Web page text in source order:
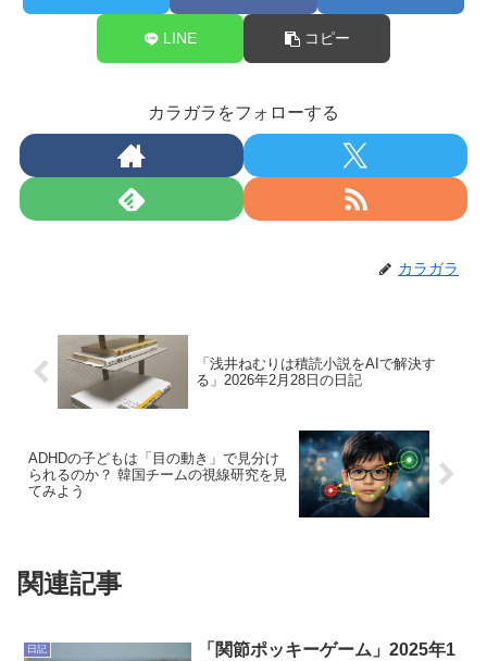
LINE コピー
カラガラをフォローする
カラガラ
「浅井ねむりは積読小説をAIで解決す
る」2026年2月28日の日記
ADHDの子どもは「目の動き」で見分け
られるのか？ 韓国チームの視線研究を見
てみよう
関連記事
日記
「関節ポッキーゲーム」2025年1